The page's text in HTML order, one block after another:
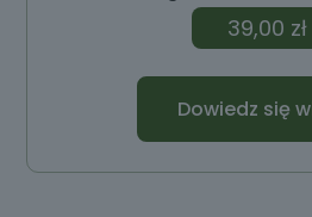
39,00 zł
Dowiedz się